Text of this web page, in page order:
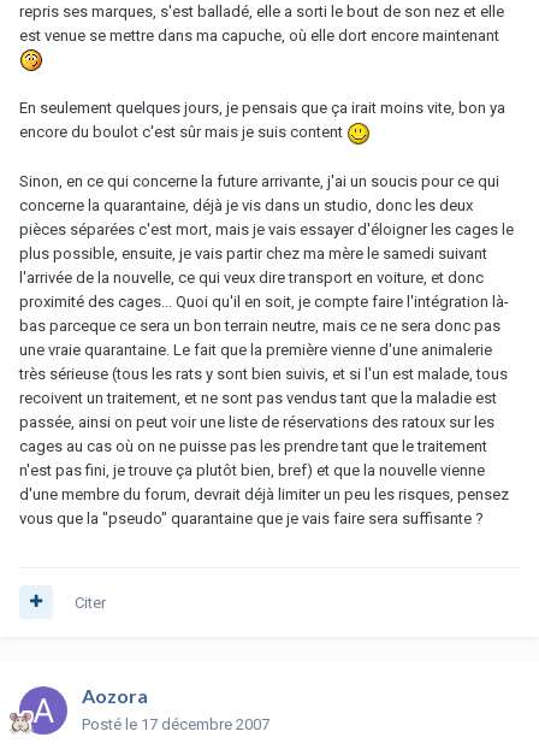
repris ses marques, s'est balladé, elle a sorti le bout de son nez et elle
est venue se mettre dans ma capuche, où elle dort encore maintenant
En seulement quelques jours, je pensais que ça irait moins vite, bon ya
encore du boulot c'est sûr mais je suis content
Sinon, en ce qui concerne la future arrivante, j'ai un soucis pour ce qui
concerne la quarantaine, déjà je vis dans un studio, donc les deux
pièces séparées c'est mort, mais je vais essayer d'éloigner les cages le
plus possible, ensuite, je vais partir chez ma mère le samedi suivant
l'arrivée de la nouvelle, ce qui veux dire transport en voiture, et donc
proximité des cages... Quoi qu'il en soit, je compte faire l'intégration là-
bas parceque ce sera un bon terrain neutre, mais ce ne sera donc pas
une vraie quarantaine. Le fait que la première vienne d'une animalerie
très sérieuse (tous les rats y sont bien suivis, et si l'un est malade, tous
recoivent un traitement, et ne sont pas vendus tant que la maladie est
passée, ainsi on peut voir une liste de réservations des ratoux sur les
cages au cas où on ne puisse pas les prendre tant que le traitement
n'est pas fini, je trouve ça plutôt bien, bref) et que la nouvelle vienne
d'une membre du forum, devrait déjà limiter un peu les risques, pensez
vous que la "pseudo" quarantaine que je vais faire sera suffisante ?
Citer
Aozora
Posté le 17 décembre 2007